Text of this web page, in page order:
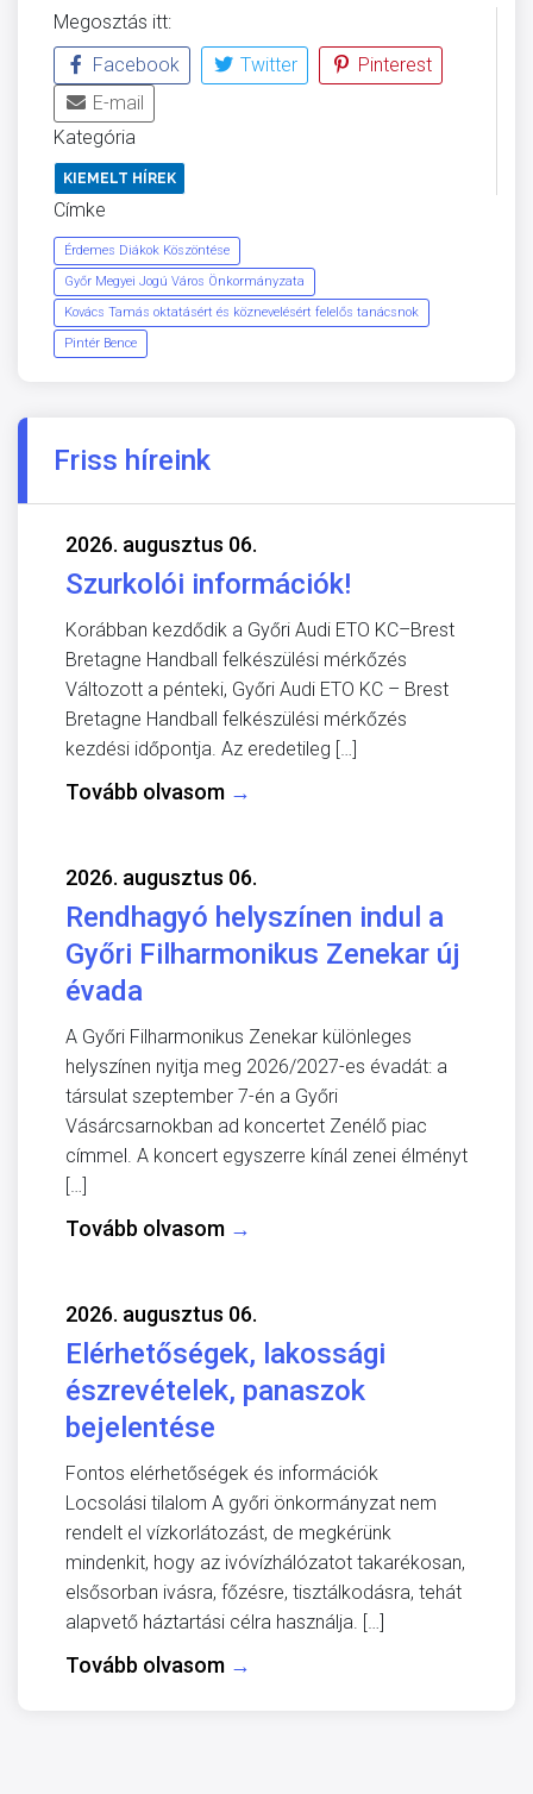
Megosztás itt:
Facebook
Twitter
Pinterest
E-mail
Kategória
KIEMELT HÍREK
Címke
Érdemes Diákok Köszöntése
Győr Megyei Jogú Város Önkormányzata
Kovács Tamás oktatásért és köznevelésért felelős tanácsnok
Pintér Bence
Friss híreink
2026. augusztus 06.
Szurkolói információk!
Korábban kezdődik a Győri Audi ETO KC–Brest
Bretagne Handball felkészülési mérkőzés
Változott a pénteki, Győri Audi ETO KC – Brest
Bretagne Handball felkészülési mérkőzés
kezdési időpontja. Az eredetileg […]
Tovább olvasom →
2026. augusztus 06.
Rendhagyó helyszínen indul a
Győri Filharmonikus Zenekar új
évada
A Győri Filharmonikus Zenekar különleges
helyszínen nyitja meg 2026/2027-es évadát: a
társulat szeptember 7-én a Győri
Vásárcsarnokban ad koncertet Zenélő piac
címmel. A koncert egyszerre kínál zenei élményt
[…]
Tovább olvasom →
2026. augusztus 06.
Elérhetőségek, lakossági
észrevételek, panaszok
bejelentése
Fontos elérhetőségek és információk
Locsolási tilalom A győri önkormányzat nem
rendelt el vízkorlátozást, de megkérünk
mindenkit, hogy az ivóvízhálózatot takarékosan,
elsősorban ivásra, főzésre, tisztálkodásra, tehát
alapvető háztartási célra használja. […]
Tovább olvasom →